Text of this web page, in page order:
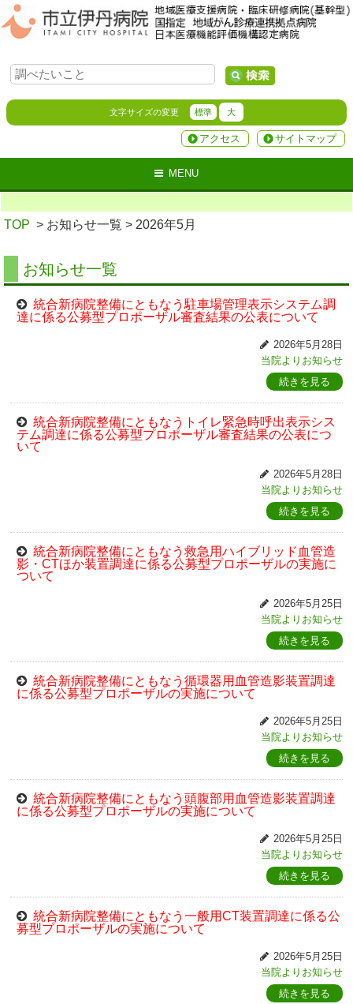
文字サイズの変更 標準 大
サイトマップ
アクセス
MENU
TOP > お知らせ一覧 > 2026年5月
お知らせ一覧
統合新病院整備にともなう駐車場管理表示システム調
達に係る公募型プロポーザル審査結果の公表について
2026年5月28日
当院よりお知らせ
続きを見る
統合新病院整備にともなうトイレ緊急時呼出表示シス
テム調達に係る公募型プロポーザル審査結果の公表につ
いて
2026年5月28日
当院よりお知らせ
続きを見る
統合新病院整備にともなう救急用ハイブリッド血管造
影・CTほか装置調達に係る公募型プロポーザルの実施に
ついて
2026年5月25日
当院よりお知らせ
続きを見る
統合新病院整備にともなう循環器用血管造影装置調達
に係る公募型プロポーザルの実施について
2026年5月25日
当院よりお知らせ
続きを見る
統合新病院整備にともなう頭腹部用血管造影装置調達
に係る公募型プロポーザルの実施について
2026年5月25日
当院よりお知らせ
続きを見る
統合新病院整備にともなう一般用CT装置調達に係る公
募型プロポーザルの実施について
2026年5月25日
当院よりお知らせ
続きを見る